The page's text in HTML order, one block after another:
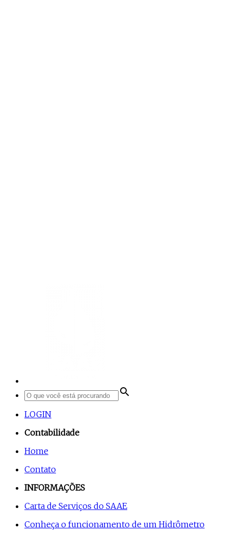
search
LOGIN
Contabilidade
Home
Contato
INFORMAÇÕES
Carta de Serviços do SAAE
Conheça o funcionamento de um Hidrômetro